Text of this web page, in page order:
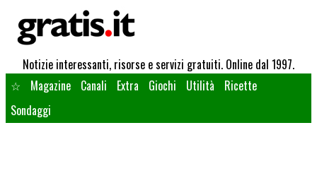
Notizie interessanti, risorse e servizi gratuiti. Online dal 1997.
☆
Magazine Canali Extra Giochi Utilità
Ricette
Sondaggi